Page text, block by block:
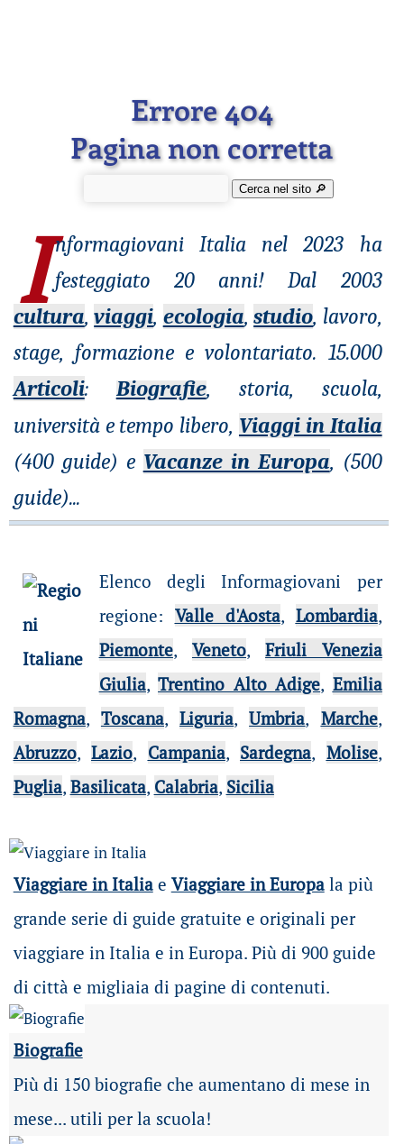
Errore 404
Pagina non corretta
Cerca nel sito 🔎︎
I nformagiovaniItalia nel 2023 ha
festeggiato 20 anni! Dal 2003
cultura,viaggi, ecologia,studio, lavoro,
stage, formazione e volontariato. 15.000
Articoli: Biografie, storia, scuola,
università e tempo libero, Viaggi in Italia
(400 guide) e Vacanze in Europa, (500
guide)...
Elenco degli Informagiovani per
regione: Valle d'Aosta, Lombardia,
Piemonte, Veneto,Friuli Venezia
Giulia,Trentino Alto Adige, Emilia
Romagna, Toscana,Liguria,Umbria, Marche,
Abruzzo,Lazio, Campania, Sardegna, Molise,
Puglia, Basilicata, Calabria, Sicilia
Viaggiare in Italiae Viaggiare in Europala più
grande serie di guide gratuite e originali per
viaggiare in Italia e in Europa. Più di 900 guide
di città e migliaia di pagine di contenuti.
Biografie
Più di 150 biografie che aumentano di mese in
mese... utili per la scuola!